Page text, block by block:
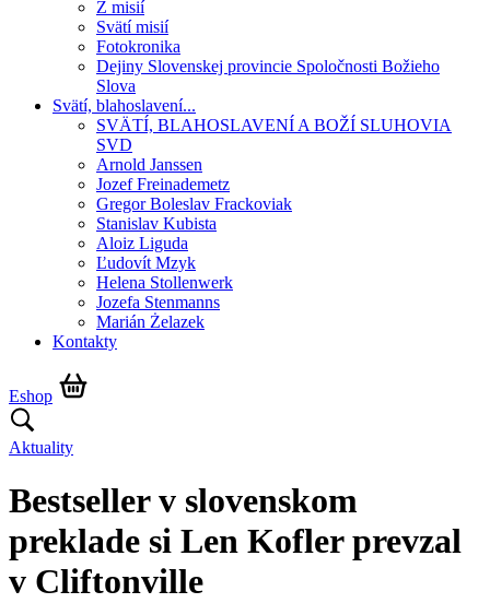
Z misií
Svätí misií
Fotokronika
Dejiny Slovenskej provincie Spoločnosti Božieho
Slova
Svätí, blahoslavení...
SVÄTÍ, BLAHOSLAVENÍ A BOŽÍ SLUHOVIA
SVD
Arnold Janssen
Jozef Freinademetz
Gregor Boleslav Frackoviak
Stanislav Kubista
Aloiz Liguda
Ľudovít Mzyk
Helena Stollenwerk
Jozefa Stenmanns
Marián Żelazek
Kontakty
Eshop
Aktuality
Bestseller v slovenskom
preklade si Len Kofler prevzal
v Cliftonville